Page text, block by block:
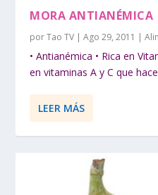
MORA ANTIANÉMICA
porTao TV |Ago 29, 2011 |
• Antianémica • Rica en
en vitaminas A y C que
LEER MÁS